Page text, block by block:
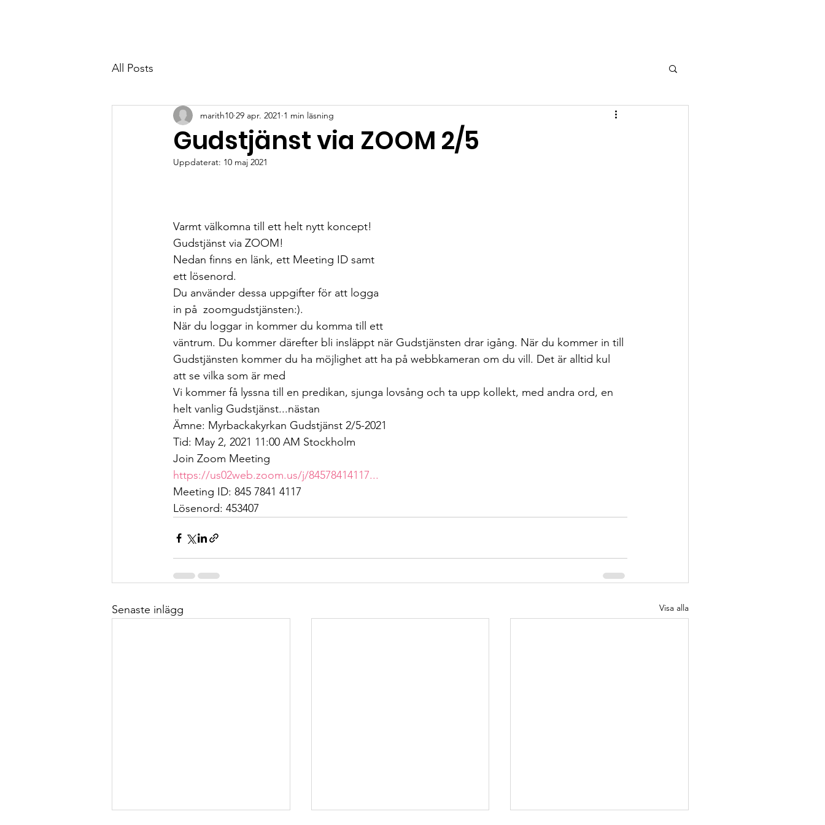
All Posts
Gudstjänst via ZOOM 2/5
marith10 29 apr. 2021 1 min läsning
Uppdaterat: 10 maj 2021
Varmt välkomna till ett helt nytt koncept!
Gudstjänst via ZOOM!
Nedan finns en länk, ett Meeting ID samt
ett lösenord.
Du använder dessa uppgifter för att logga
in på  zoomgudstjänsten:).
När du loggar in kommer du komma till ett
väntrum. Du kommer därefter bli insläppt när Gudstjänsten drar igång. När du kommer in till
Gudstjänsten kommer du ha möjlighet att ha på webbkameran om du vill. Det är alltid kul
att se vilka som är med
Vi kommer få lyssna till en predikan, sjunga lovsång och ta upp kollekt, med andra ord, en
helt vanlig Gudstjänst...nästan
Ämne: Myrbackakyrkan Gudstjänst 2/5-2021
Tid: May 2, 2021 11:00 AM Stockholm
Join Zoom Meeting
https://us02web.zoom.us/j/84578414117...
Meeting ID: 845 7841 4117
Lösenord: 453407
Senaste inlägg Visa alla